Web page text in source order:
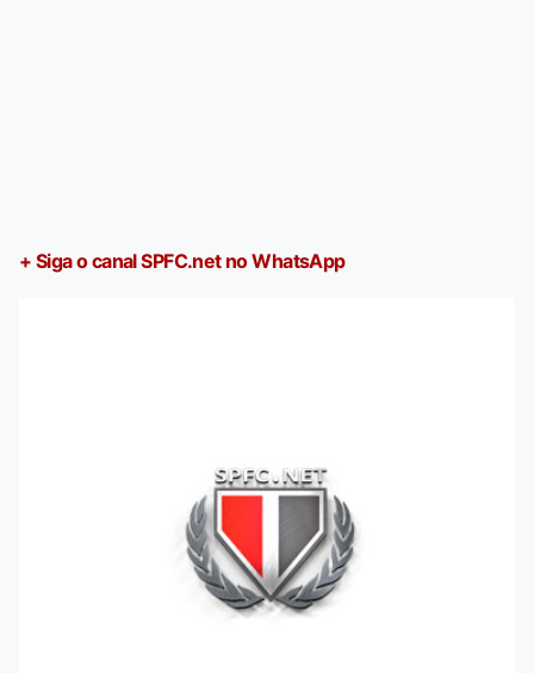
+ Siga o canal SPFC.net no WhatsApp